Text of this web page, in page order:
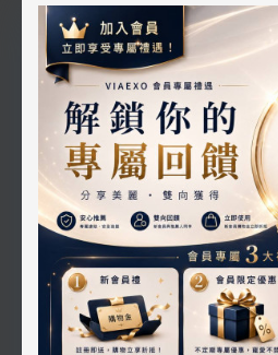
生日
名字
連絡電話
帳號密碼